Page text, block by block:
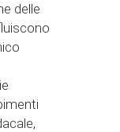
delle